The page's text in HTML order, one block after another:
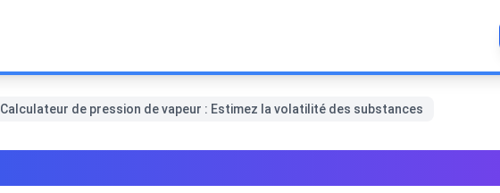
Calculateur de pression de vapeur : Estimez la volatilité des substances